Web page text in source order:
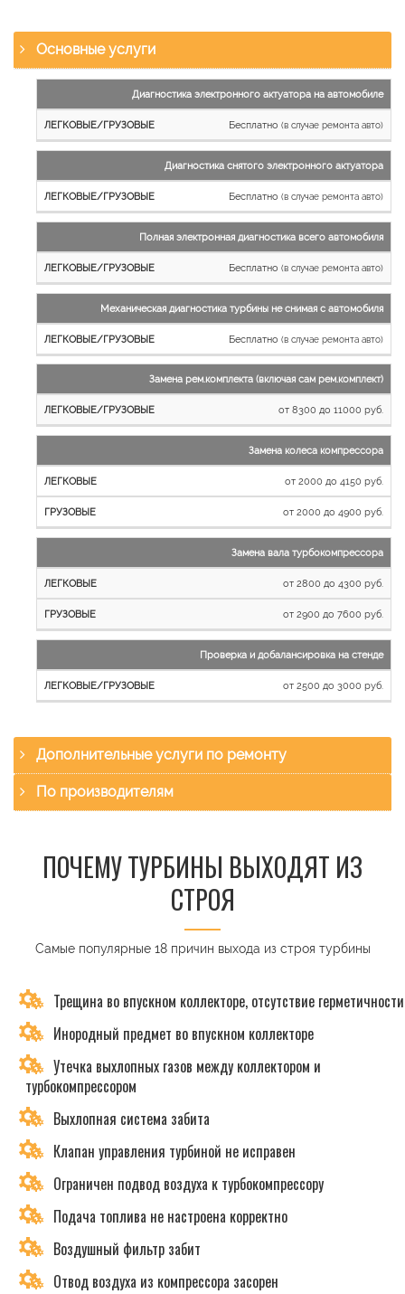
Основные услуги
работы
Легковые
и
Грузовые
автомобили
Диагностика электронного актуатора на автомобиле
Бесплатно (в случае ремонта авто)
Диагностика снятого электронного актуатора
Бесплатно (в случае ремонта авто)
Полная электронная диагностика всего автомобиля
Бесплатно (в случае ремонта авто)
Механическая диагностика турбины не снимая с автомобиля
Бесплатно (в случае ремонта авто)
Замена рем.комплекта (включая сам рем.комплект)
от 8300 до 11000 руб.
Замена колеса компрессора
от 2000 до 4150 руб.
от 2000 до 4900 руб.
Замена вала турбокомпрессора
от 2800 до 4300 руб.
от 2900 до 7600 руб.
Проверка и добалансировка на стенде
от 2500 до 3000 руб.
Дополнительные услуги по ремонту
По производителям
ПОЧЕМУ ТУРБИНЫ ВЫХОДЯТ ИЗ
СТРОЯ
Самые популярные 18 причин выхода из строя турбины
Трещина во впускном коллекторе, отсутствие герметичности
Инородный предмет во впускном коллекторе
Утечка выхлопных газов между коллектором и
турбокомпрессором
Выхлопная система забита
Клапан управления турбиной не исправен
Ограничен подвод воздуха к турбокомпрессору
Подача топлива не настроена корректно
Воздушный фильтр забит
Отвод воздуха из компрессора засорен